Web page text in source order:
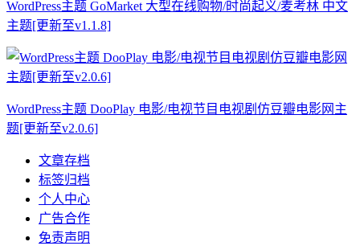
WordPress主题 GoMarket 大型在线购物/时尚起义/麦考林 中文
主题[更新至v1.1.8]
WordPress主题 DooPlay 电影/电视节目电视剧仿豆瓣电影网主
题[更新至v2.0.6]
文章存档
标签归档
个人中心
广告合作
免责声明